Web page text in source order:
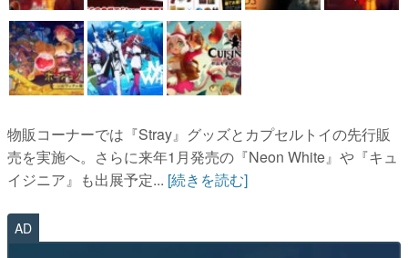
物販コーナーでは『Stray』グッズとカプセルトイの先行販
売を実施へ。さらに来年1月発売の『Neon White』や『キュ
イジニア』も出展予定... [続きを読む]
AD